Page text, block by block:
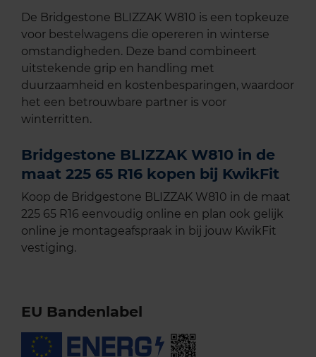
De Bridgestone BLIZZAK W810 is een topkeuze
voor bestelwagens die opereren in winterse
omstandigheden. Deze band combineert
uitstekende grip en handling met
duurzaamheid en kostenbesparingen, waardoor
het een betrouwbare partner is voor
winterritten.
Bridgestone BLIZZAK W810 in de
maat 225 65 R16 kopen bij KwikFit
Koop de Bridgestone BLIZZAK W810 in de maat
225 65 R16 eenvoudig online en plan ook gelijk
online je montageafspraak in bij jouw KwikFit
vestiging.
EU Bandenlabel